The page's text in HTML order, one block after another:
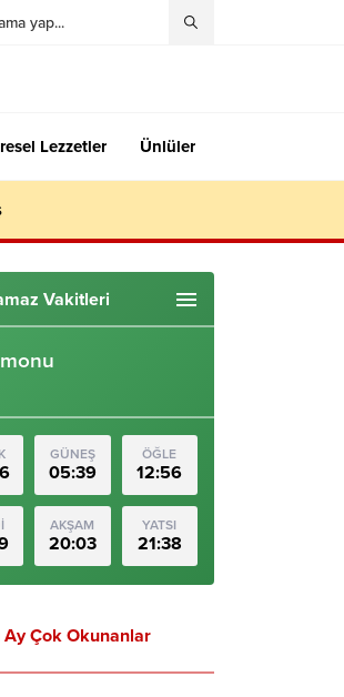
Lezzetler Ünlüler
Vakitleri
GÜNEŞ
05:39
ÖĞLE
12:56
AKŞAM
20:03
YATSI
21:38
Ay Çok Okunanlar